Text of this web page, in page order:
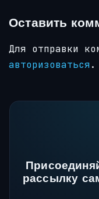
Оставить
Для отправки
авторизоваться.
рассылку